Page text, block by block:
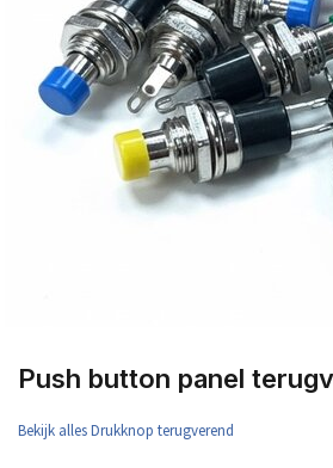
Push button panel
Bekijk alles Drukknop terugverend